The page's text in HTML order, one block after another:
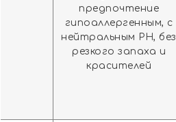
предпочтение
гипоаллергенным, с
нейтральным PH, без
резкого запаха и
красителей